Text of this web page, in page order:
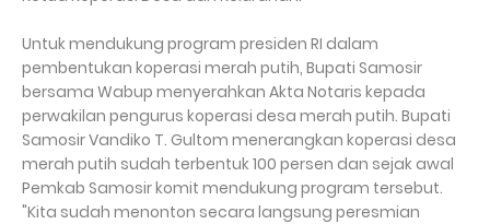
Untuk mendukung program presiden RI dalam
pembentukan koperasi merah putih, Bupati Samosir
bersama Wabup menyerahkan Akta Notaris kepada
perwakilan pengurus koperasi desa merah putih. Bupati
Samosir Vandiko T. Gultom menerangkan koperasi desa
merah putih sudah terbentuk 100 persen dan sejak awal
Pemkab Samosir komit mendukung program tersebut.
"Kita sudah menonton secara langsung peresmian